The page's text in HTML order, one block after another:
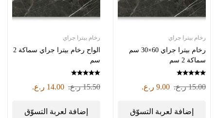
رخام بيترا جراي
الواح رخام بيترا جراي سماكة 2
سم
15.50 ر.ع. 14.00 ر.ع.
إضافة لعربة التسوّق
رخام بيترا جراي
رخام بيترا جراي 60×30 سم
سماكة 2 سم
15.00 ر.ع. 9.00 ر.ع.
إضافة لعربة التسوّق